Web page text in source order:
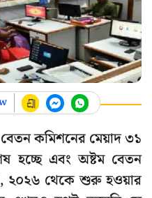
কমিশনের মেয়াদ ৩১
হচ্ছে এবং অষ্টম বেতন
২০২৬ থেকে শুরু হওয়ার